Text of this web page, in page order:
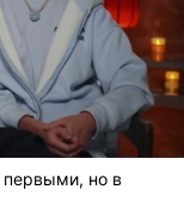
первыми, но в